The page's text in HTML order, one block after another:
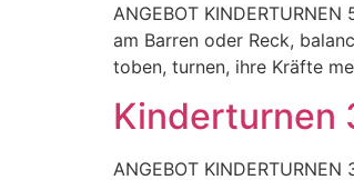
ANGEBOT
am Barren oder Reck,
toben, turnen, ihre Kräfte
Kinderturnen
ANGEBOT